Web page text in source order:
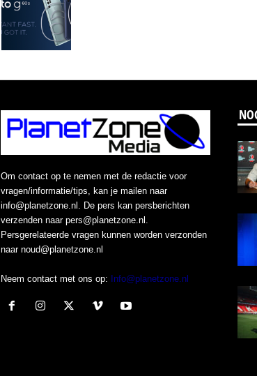
Om contact op te nemen met de redactie voor
vragen/informatie/tips, kan je mailen naar
info@planetzone.nl. De pers kan persberichten
verzenden naar pers@planetzone.nl.
Persgerelateerde vragen kunnen worden verzonden
naar noud@planetzone.nl
Neem contact met ons op: Info@planetzone.nl